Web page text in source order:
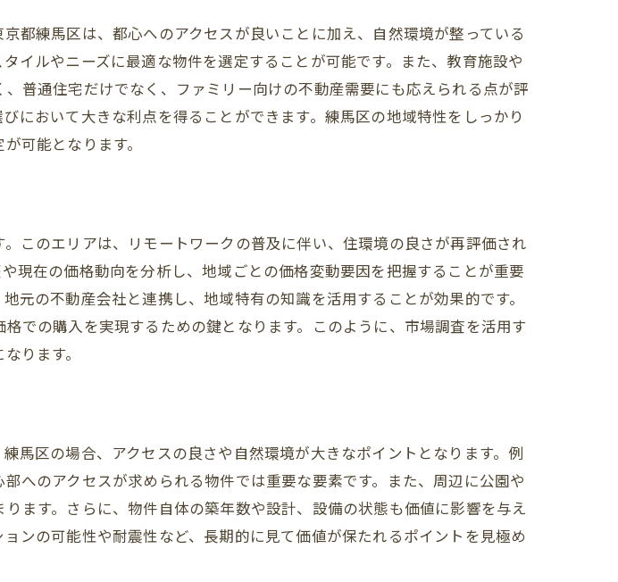
加と市場への影響
の人気の理由
む投資機会
格動向
支持される理由
値の関連性
動産活用法
れる時代
置が人気
た物件選び
用で見る不動産動向
都練馬区は、都心へのアクセスが良いことに加え、自然環境が整っている
イルやニーズに最適な物件を選定することが可能です。また、教育施設や
普通住宅だけでなく、ファミリー向けの不動産需要にも応えられる点が評
において大きな利点を得ることができます。練馬区の地域特性をしっかり
可能となります。
このエリアは、リモートワークの普及に伴い、住環境の良さが再評価され
現在の価格動向を分析し、地域ごとの価格変動要因を把握することが重要
の不動産会社と連携し、地域特有の知識を活用することが効果的です。
での購入を実現するための鍵となります。このように、市場調査を活用す
ります。
馬区の場合、アクセスの良さや自然環境が大きなポイントとなります。例
へのアクセスが求められる物件では重要な要素です。また、周辺に公園や
ます。さらに、物件自体の築年数や設計、設備の状態も価値に影響を与え
ンの可能性や耐震性など、長期的に見て価値が保たれるポイントを見極め